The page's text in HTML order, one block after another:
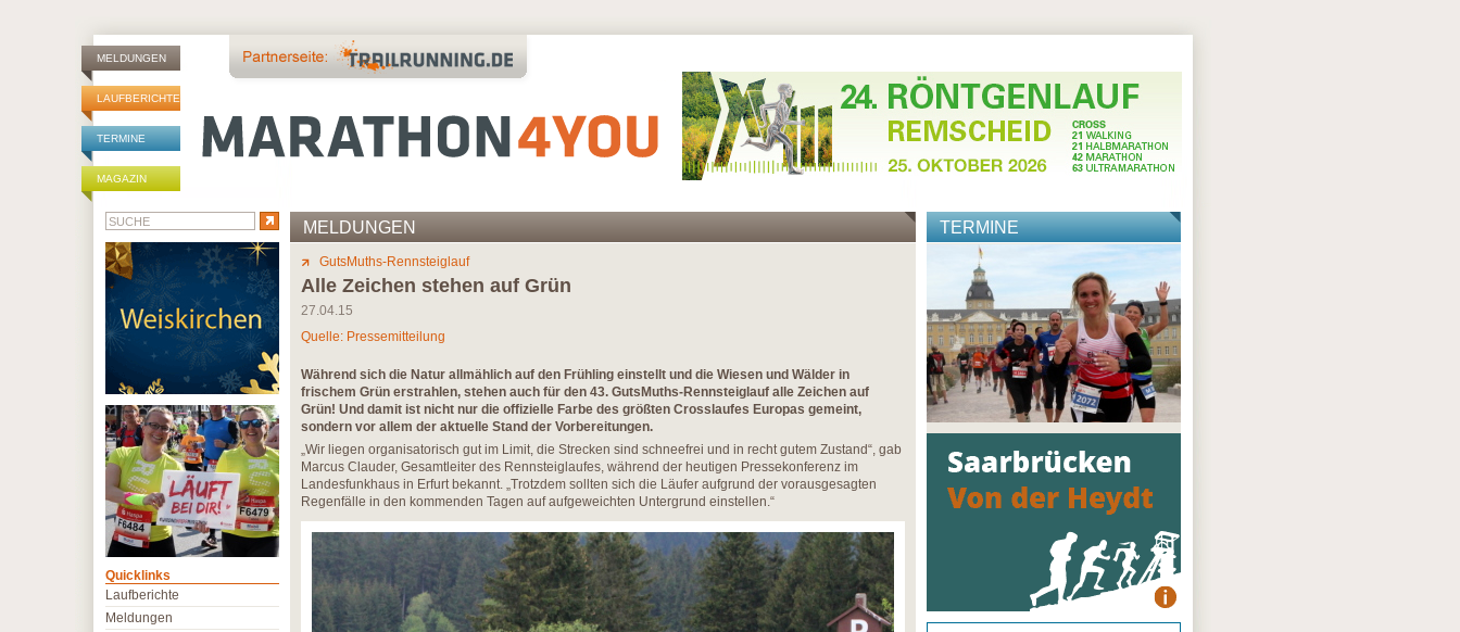
MELDUNGEN
LAUFBERICHTE
TERMINE
MAGAZIN
MELDUNGEN
GutsMuths-Rennsteiglauf
Alle Zeichen stehen auf Grün
27.04.15
Quelle: Pressemitteilung
Während sich die Natur allmählich auf den Frühling einstellt und die Wiesen und Wälder in
frischem Grün erstrahlen, stehen auch für den 43. GutsMuths-Rennsteiglauf alle Zeichen auf
Grün! Und damit ist nicht nur die offizielle Farbe des größten Crosslaufes Europas gemeint,
sondern vor allem der aktuelle Stand der Vorbereitungen.
„Wir liegen organisatorisch gut im Limit, die Strecken sind schneefrei und in recht gutem Zustand“, gab
Marcus Clauder, Gesamtleiter des Rennsteiglaufes, während der heutigen Pressekonferenz im
Landesfunkhaus in Erfurt bekannt. „Trotzdem sollten sich die Läufer aufgrund der vorausgesagten
Regenfälle in den kommenden Tagen auf aufgeweichten Untergrund einstellen.“
TERMINE
Quicklinks
Laufberichte
Meldungen